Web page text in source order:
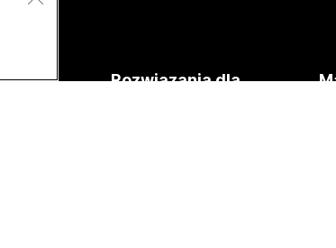
Rozwiązania dla